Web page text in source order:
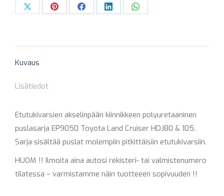
Share Share Share Share Share
Kuvaus
Lisätiedot
Etutukivarsien akselinpään kiinnikkeen polyuretaaninen
puslasarja EP9050 Toyota Land Cruiser HDJ80 & 105.
Sarja sisältää puslat molempiin pitkittäisiin etutukivarsiin.
HUOM !! Ilmoita aina autosi rekisteri- tai valmistenumero
tilatessa – varmistamme näin tuotteeen sopivuuden !!